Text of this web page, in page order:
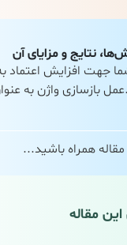
نتایج و مزایای آن
جهت افزایش اعتماد
بازسازی واژن به
مقاله همراه باشید...
مقاله